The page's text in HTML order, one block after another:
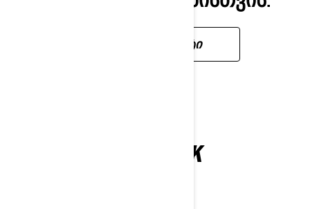
ᲬᲐᲘᲙᲘᲗᲮᲔᲗ ᲛᲔᲢᲘ
MAVERICK